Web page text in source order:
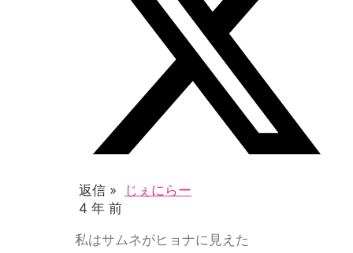
返信 »
じぇにらー
4 年 前
私はサムネがヒョナに見えた